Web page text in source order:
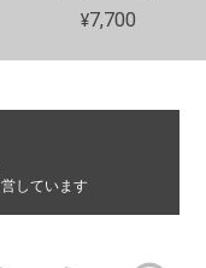
¥7,700
しています